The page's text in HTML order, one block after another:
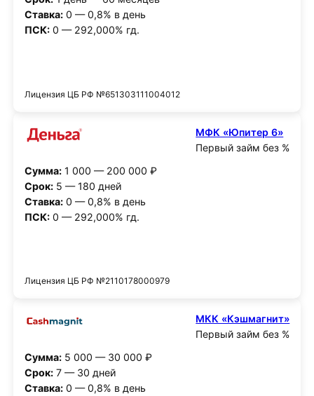
Ставка:0 — 0,8% в день
ПСК:0 — 292,000% гд.
Лицензия ЦБ РФ №651303111004012
МФК «Юпитер 6»
Первый займ без %
Сумма:1 000 — 200 000 ₽
Срок:5 — 180 дней
Ставка:0 — 0,8% в день
ПСК:0 — 292,000% гд.
Лицензия ЦБ РФ №2110178000979
МКК «Кэшмагнит»
Первый займ без %
Сумма:5 000 — 30 000 ₽
Срок:7 — 30 дней
Ставка:0 — 0,8% в день